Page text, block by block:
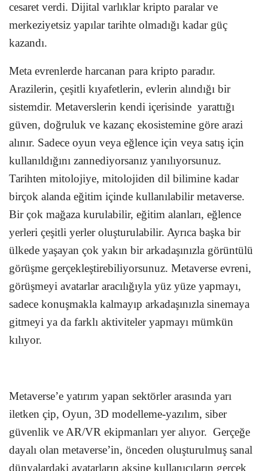
cesaret verdi. Dijital varlıklar kripto paralar ve
merkeziyetsiz yapılar tarihte olmadığı kadar güç
kazandı.
Meta evrenlerde harcanan para kripto paradır.
Arazilerin, çeşitli kıyafetlerin, evlerin alındığı bir
sistemdir. Metaverslerin kendi içerisinde yarattığı
güven, doğruluk ve kazanç ekosistemine göre arazi
alınır. Sadece oyun veya eğlence için veya satış için
kullanıldığını zannediyorsanız yanılıyorsunuz.
Tarihten mitolojiye, mitolojiden dil bilimine kadar
birçok alanda eğitim içinde kullanılabilir metaverse.
Bir çok mağaza kurulabilir, eğitim alanları, eğlence
yerleri çeşitli yerler oluşturulabilir. Ayrıca başka bir
ülkede yaşayan çok yakın bir arkadaşınızla görüntülü
görüşme gerçekleştirebiliyorsunuz. Metaverse evreni,
görüşmeyi avatarlar aracılığıyla yüz yüze yapmayı,
sadece konuşmakla kalmayıp arkadaşınızla sinemaya
gitmeyi ya da farklı aktiviteler yapmayı mümkün
kılıyor.
Metaverse’e yatırım yapan sektörler arasında yarı
iletken çip, Oyun, 3D modelleme-yazılım, siber
güvenlik ve AR/VR ekipmanları yer alıyor. Gerçeğe
dayalı olan metaverse’in, önceden oluşturulmuş sanal
dünyalardaki avatarların aksine kullanıcıların gerçek